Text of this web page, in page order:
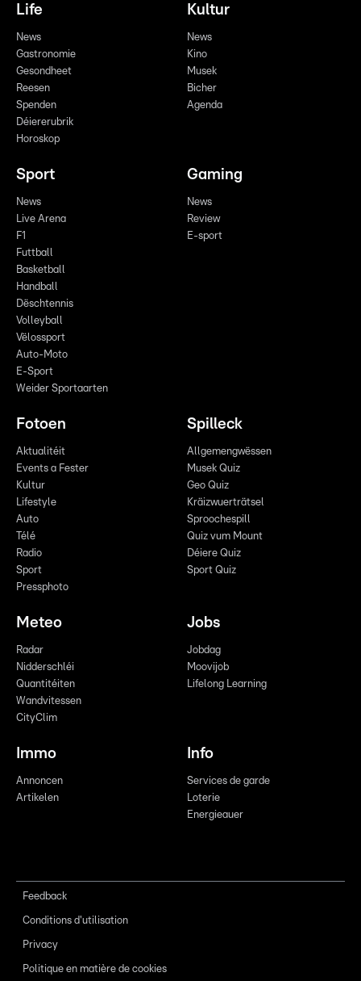
Life
News
Gastronomie
Gesondheet
Reesen
Spenden
Déiererubrik
Horoskop
Kultur
News
Kino
Musek
Bicher
Agenda
Sport
News
Live Arena
F1
Futtball
Basketball
Handball
Dëschtennis
Volleyball
Vëlossport
Auto-Moto
E-Sport
Weider Sportaarten
Gaming
News
Review
E-sport
Fotoen
Aktualitéit
Events a Fester
Kultur
Lifestyle
Auto
Télé
Radio
Sport
Pressphoto
Spilleck
Allgemengwëssen
Musek Quiz
Geo Quiz
Kräizwuerträtsel
Sproochespill
Quiz vum Mount
Déiere Quiz
Sport Quiz
Meteo
Radar
Nidderschléi
Quantitéiten
Wandvitessen
CityClim
Jobs
Jobdag
Moovijob
Lifelong Learning
Immo
Annoncen
Artikelen
Info
Services de garde
Loterie
Energieauer
Feedback
Conditions d'utilisation
Privacy
Politique en matière de cookies